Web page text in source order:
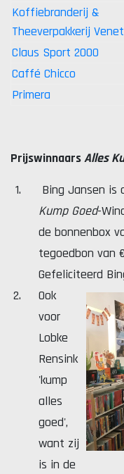
Koffiebranderij &
Theeverpakkerij
Claus Sport 2000
Caffé Chicco
Primera
PrijswinnaarsAlles
Bing Jansen is
Kump Goed-
de bonnenbox
tegoedbon van
Gefeliciteerd
Ook
voor
Lobke
Rensink
'kump
alles
goed',
want zij
is in de